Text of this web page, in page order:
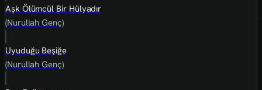
Aşk Ölümcül Bir Hülyadır
(Nurullah Genç)
Uyuduğu Beşiğe
(Nurullah Genç)